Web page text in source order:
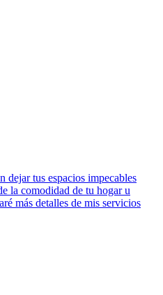
dejar tus espacios impecables
la comodidad de tu hogar u
más detalles de mis servicios